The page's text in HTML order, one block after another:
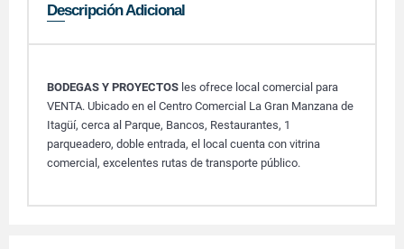
Descripción Adicional
BODEGAS Y PROYECTOS les ofrece local comercial para
VENTA. Ubicado en el Centro Comercial La Gran Manzana de
Itagüí, cerca al Parque, Bancos, Restaurantes, 1
parqueadero, doble entrada, el local cuenta con vitrina
comercial, excelentes rutas de transporte público.